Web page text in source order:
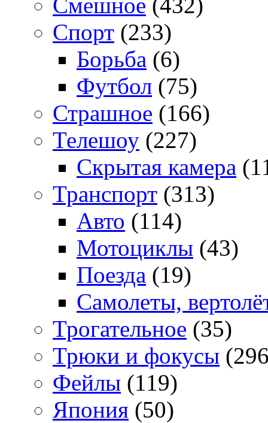
Спорт (233)
Борьба (6)
Футбол (75)
Страшное (166)
Телешоу (227)
Скрытая камера
Транспорт (313)
Авто (114)
Мотоциклы (43)
Поезда (19)
Самолеты,
Трогательное (35)
Трюки и фокусы
Фейлы (119)
Япония (50)